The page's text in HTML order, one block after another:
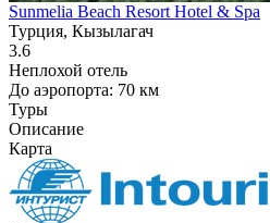
Sunmelia Beach Resort Hotel & Spa
Турция, Кызылагач
3.6
Неплохой отель
До аэропорта: 70 км
Туры
Описание
Карта